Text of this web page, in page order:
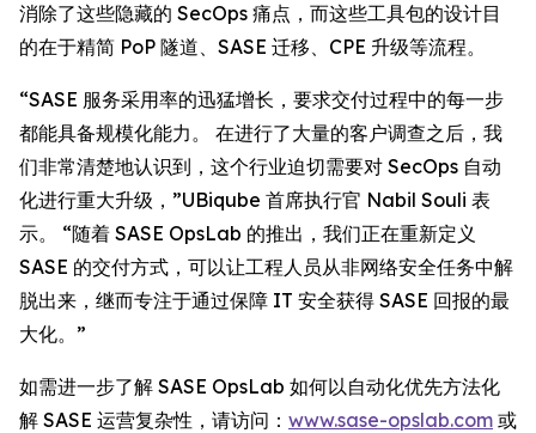
消除了这些隐藏的 SecOps 痛点，而这些工具包的设计目
的在于精简 PoP 隧道、SASE 迁移、CPE 升级等流程。
“SASE 服务采用率的迅猛增长，要求交付过程中的每一步
都能具备规模化能力。 在进行了大量的客户调查之后，我
们非常清楚地认识到，这个行业迫切需要对 SecOps 自动
化进行重大升级，”UBiqube 首席执行官 Nabil Souli 表
示。 “随着 SASE OpsLab 的推出，我们正在重新定义
SASE 的交付方式，可以让工程人员从非网络安全任务中解
脱出来，继而专注于通过保障 IT 安全获得 SASE 回报的最
大化。”
如需进一步了解 SASE OpsLab 如何以自动化优先方法化
解 SASE 运营复杂性，请访问： www.sase-opslab.com 或